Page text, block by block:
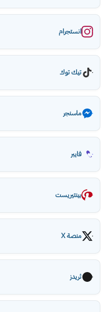
انستجرام
تيك توك
ماسنجر
فايبر
بينتيريست
منصة X
ثريدز